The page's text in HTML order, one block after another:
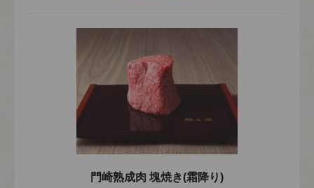
門崎熟成肉 塊焼き(霜降り)